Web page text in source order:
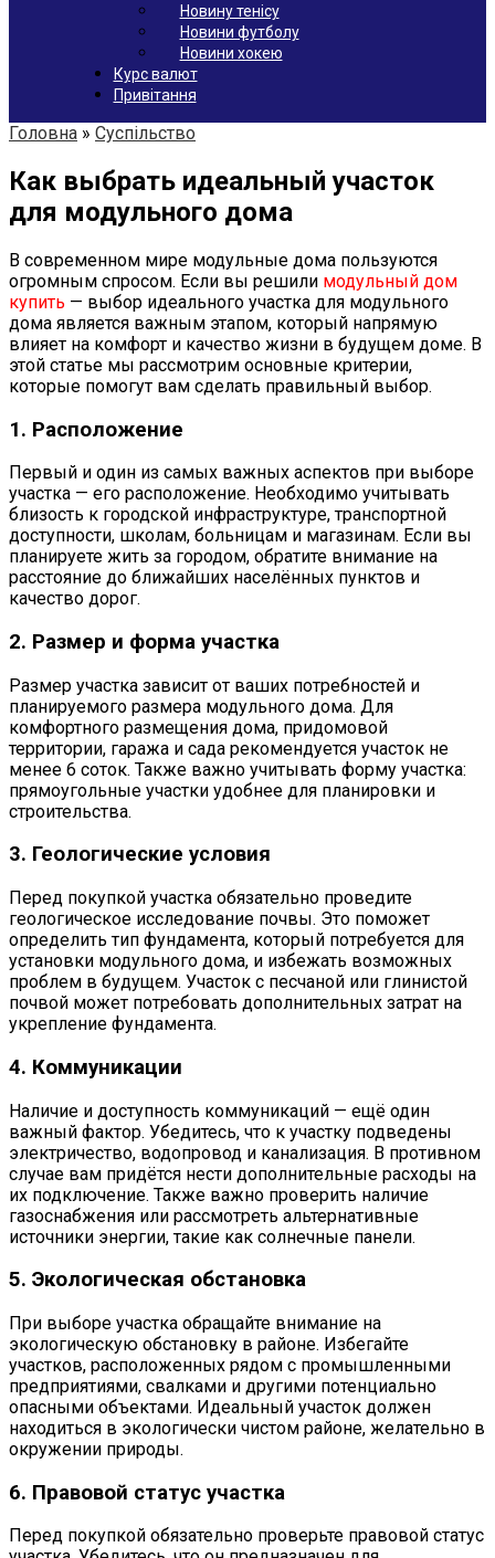
Новину тенісу
Новини футболу
Новини хокею
Курс валют
Привітання
Головна » Суспільство
Как выбрать идеальный участок
для модульного дома
В современном мире модульные дома пользуются
огромным спросом. Если вы решили модульный дом
купить — выбор идеального участка для модульного
дома является важным этапом, который напрямую
влияет на комфорт и качество жизни в будущем доме. В
этой статье мы рассмотрим основные критерии,
которые помогут вам сделать правильный выбор.
1. Расположение
Первый и один из самых важных аспектов при выборе
участка — его расположение. Необходимо учитывать
близость к городской инфраструктуре, транспортной
доступности, школам, больницам и магазинам. Если вы
планируете жить за городом, обратите внимание на
расстояние до ближайших населённых пунктов и
качество дорог.
2. Размер и форма участка
Размер участка зависит от ваших потребностей и
планируемого размера модульного дома. Для
комфортного размещения дома, придомовой
территории, гаража и сада рекомендуется участок не
менее 6 соток. Также важно учитывать форму участка:
прямоугольные участки удобнее для планировки и
строительства.
3. Геологические условия
Перед покупкой участка обязательно проведите
геологическое исследование почвы. Это поможет
определить тип фундамента, который потребуется для
установки модульного дома, и избежать возможных
проблем в будущем. Участок с песчаной или глинистой
почвой может потребовать дополнительных затрат на
укрепление фундамента.
4. Коммуникации
Наличие и доступность коммуникаций — ещё один
важный фактор. Убедитесь, что к участку подведены
электричество, водопровод и канализация. В противном
случае вам придётся нести дополнительные расходы на
их подключение. Также важно проверить наличие
газоснабжения или рассмотреть альтернативные
источники энергии, такие как солнечные панели.
5. Экологическая обстановка
При выборе участка обращайте внимание на
экологическую обстановку в районе. Избегайте
участков, расположенных рядом с промышленными
предприятиями, свалками и другими потенциально
опасными объектами. Идеальный участок должен
находиться в экологически чистом районе, желательно в
окружении природы.
6. Правовой статус участка
Перед покупкой обязательно проверьте правовой статус